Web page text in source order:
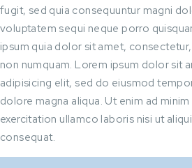
fugit, sed quia consequuntur magni
voluptatem sequi neque porro
ipsum quia dolor sit amet,
non numquam. Lorem ipsum dolor sit
adipisicing elit, sed do eiusmod
dolore magna aliqua. Ut enim ad
exercitation ullamco laboris nisi ut
consequat.